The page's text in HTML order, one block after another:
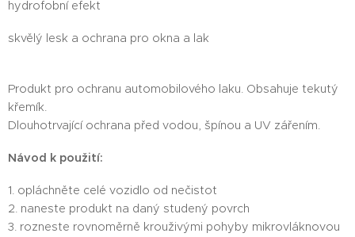
hydrofobní efekt
skvělý lesk a ochrana pro okna a lak
Produkt pro ochranu automobilového laku. Obsahuje tekutý
křemík.
Dlouhotrvající ochrana před vodou, špínou a UV zářením.
Návod k použití:
1. opláchněte celé vozidlo od nečistot
2. naneste produkt na daný studený povrch
3. rozneste rovnoměrně krouživými pohyby mikrovláknovou